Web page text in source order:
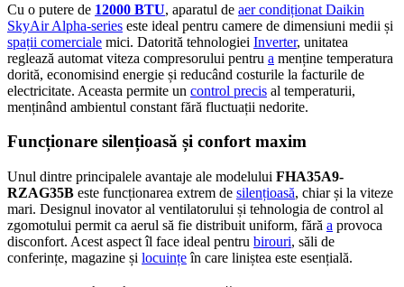
Cu o putere de 12000 BTU, aparatul de aer condiționat Daikin
SkyAir Alpha-series este ideal pentru camere de dimensiuni medii și
spații comerciale mici. Datorită tehnologiei Inverter, unitatea
reglează automat viteza compresorului pentru a menține temperatura
dorită, economisind energie și reducând costurile la facturile de
electricitate. Aceasta permite un control precis al temperaturii,
menținând ambientul constant fără fluctuații nedorite.
Funcționare silențioasă și confort maxim
Unul dintre principalele avantaje ale modelului FHA35A9-
RZAG35B este funcționarea extrem de silențioasă, chiar și la viteze
mari. Designul inovator al ventilatorului și tehnologia de control al
zgomotului permit ca aerul să fie distribuit uniform, fără a provoca
disconfort. Acest aspect îl face ideal pentru birouri, săli de
conferințe, magazine și locuințeîn care liniștea este esențială.